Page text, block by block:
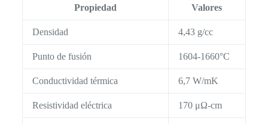
Propiedad Valores
Densidad 4,43 g/cc
Punto de fusión 1604-1660°C
Conductividad térmica 6,7 W/mK
Resistividad eléctrica 170 μΩ-cm